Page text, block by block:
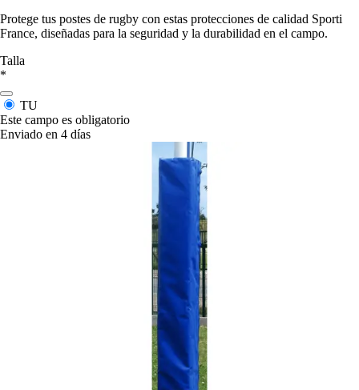
Protege tus postes de rugby con estas protecciones de calidad Sporti
France, diseñadas para la seguridad y la durabilidad en el campo.
Talla
*
TU
Este campo es obligatorio
Enviado en 4 días